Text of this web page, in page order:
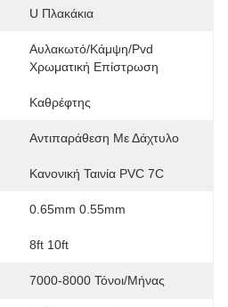
U Πλακάκια
Αυλακωτό/κάμψη/pvd
Χρωματική Επίστρωση
Καθρέφτης
Αντιπαράθεση Με Δάχτυλο
Κανονική Ταινία PVC 7C
0.65mm 0.55mm
8ft 10ft
7000-8000 Τόνοι/μήνας